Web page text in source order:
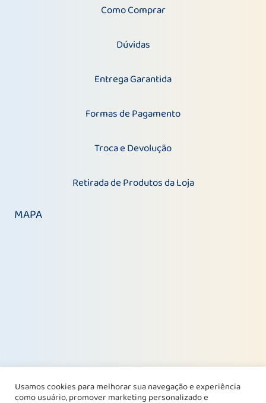
Como Comprar
Dúvidas
Entrega Garantida
Formas de Pagamento
Troca e Devolução
Retirada de Produtos da Loja
MAPA
Usamos cookies para melhorar sua navegação e experiência
como usuário, promover marketing personalizado e